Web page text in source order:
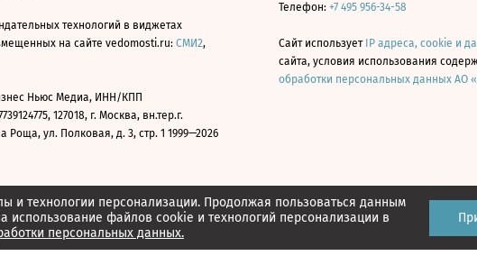
и технологии персонализации. Продолжая пользоваться данным
использование файлов cookie и технологий персонализации в
персональных данных.
технологий в виджетах
на сайте vedomosti.ru: СМИ2,
Ньюс Медиа, ИНН/КПП
127018, г. Москва, вн.тер.г.
ул. Полковая, д. 3, стр. 1 1999—2026
Телефон: +7 495 956-34-58
Сайт использует IP адреса, cookie и
сайта, условия использования
обработки персональных данных АО